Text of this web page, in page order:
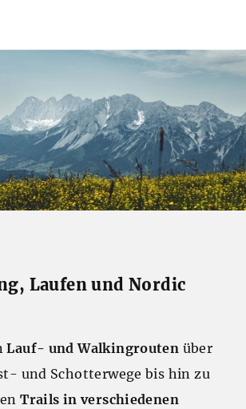
Laufen und Nordic
Lauf- und Walkingrouten über
und Schotterwege bis hin zu
Trails in verschiedenen